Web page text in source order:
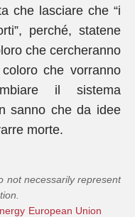
che lasciare che “i
perché, statene
che cercheranno
che vorranno
il sistema
sanno che da idee
morte.
not necessarily represent
European Union